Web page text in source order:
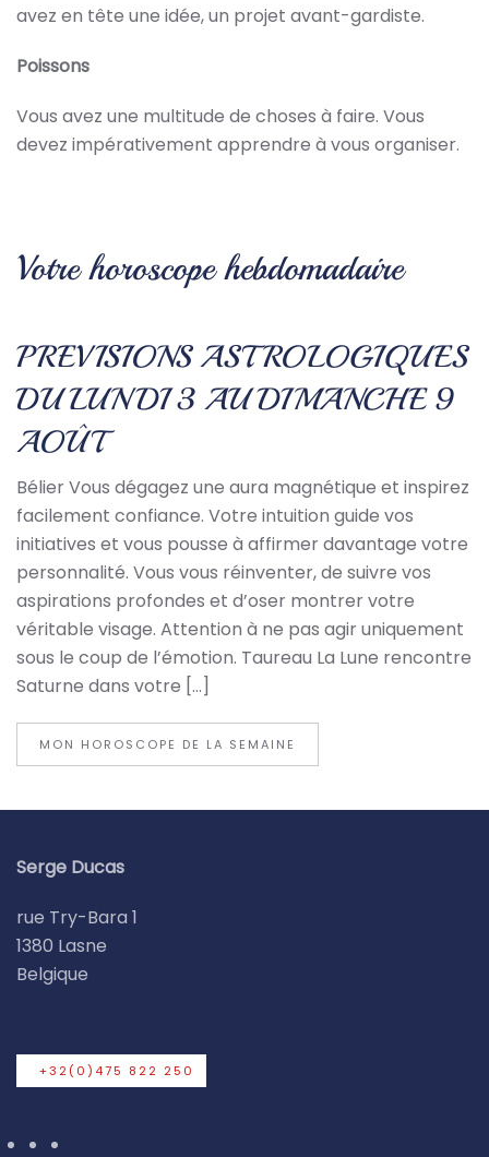
avez en tête une idée, un projet avant-gardiste.
Poissons
Vous avez une multitude de choses à faire. Vous
devez impérativement apprendre à vous organiser.
Votre horoscope hebdomadaire
PREVISIONS ASTROLOGIQUES
DU LUNDI 3 AU DIMANCHE 9
AOÛT
Bélier Vous dégagez une aura magnétique et inspirez
facilement confiance. Votre intuition guide vos
initiatives et vous pousse à affirmer davantage votre
personnalité. Vous vous réinventer, de suivre vos
aspirations profondes et d’oser montrer votre
véritable visage. Attention à ne pas agir uniquement
sous le coup de l’émotion. Taureau La Lune rencontre
Saturne dans votre […]
MON HOROSCOPE DE LA SEMAINE
Serge Ducas
rue Try-Bara 1
1380 Lasne
Belgique
+32(0)475 822 250